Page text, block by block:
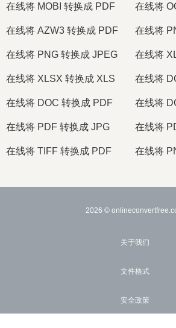
在线将 MOBI 转换成 PDF 在线将
在线将 AZW3 转换成 PDF 在线将
在线将 PNG 转换成 JPEG 在线将
在线将 XLSX 转换成 XLS 在线将
在线将 DOC 转换成 PDF 在线将
在线将 PDF 转换成 JPG 在线将
在线将 TIFF 转换成 PDF 在线将
2026 ©
关于我们
文件格式
安全政策